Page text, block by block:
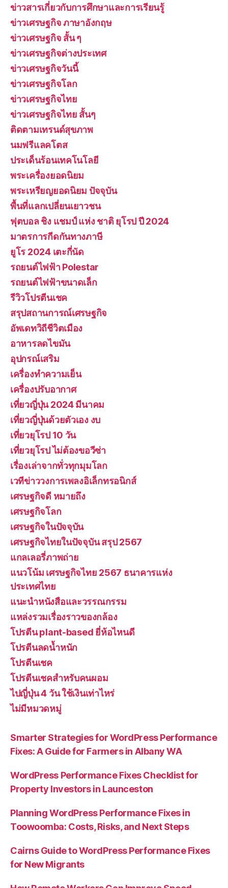
ข่าวสารเกี่ยวกับการศึกษาและการเรียนรู้
ข่าวเศรษฐกิจ ภาษาอังกฤษ
ข่าวเศรษฐกิจ สั้น ๆ
ข่าวเศรษฐกิจต่างประเทศ
ข่าวเศรษฐกิจวันนี้
ข่าวเศรษฐกิจโลก
ข่าวเศรษฐกิจไทย
ข่าวเศรษฐกิจไทย สั้นๆ
ติดตามเทรนด์สุขภาพ
นมฟรีแลคโตส
ประเด็นร้อนเทคโนโลยี
พระเครื่องยอดนิยม
พระเหรียญยอดนิยม ปัจจุบัน
พื้นที่แลกเปลี่ยนเยาวชน
ฟุตบอล ชิง แชมป์ แห่ง ชาติ ยุโรป ปี 2024
มาตรการกีดกันทางภาษี
ยูโร 2024 เตะกี่นัด
รถยนต์ไฟฟ้า Polestar
รถยนต์ไฟฟ้าขนาดเล็ก
รีวิวโปรตีนเชค
สรุปสถานการณ์เศรษฐกิจ
อัพเดทวิถีชีวิตเมือง
อาหารลดไขมัน
อุปกรณ์เสริม
เครื่องทำความเย็น
เครื่องปรับอากาศ
เที่ยวญี่ปุ่น 2024 มีนาคม
เที่ยวญี่ปุ่นด้วยตัวเอง งบ
เที่ยวยุโรป 10 วัน
เที่ยวยุโรป ไม่ต้องขอวีซ่า
เรื่องเล่าจากทั่วทุกมุมโลก
เวทีข่าววงการเพลงอิเล็กทรอนิกส์
เศรษฐกิจดี หมายถึง
เศรษฐกิจโลก
เศรษฐกิจในปัจจุบัน
เศรษฐกิจไทยในปัจจุบัน สรุป 2567
แกลเลอรี่ภาพถ่าย
แนวโน้ม เศรษฐกิจไทย 2567 ธนาคารแห่ง
ประเทศไทย
แนะนำหนังสือและวรรณกรรม
แหล่งรวมเรื่องราวของกล้อง
โปรตีน plant-based ยี่ห้อไหนดี
โปรตีนลดน้ำหนัก
โปรตีนเชค
โปรตีนเชคสำหรับคนผอม
ไปญี่ปุ่น 4 วัน ใช้เงินเท่าไหร่
ไม่มีหมวดหมู่
Smarter Strategies for WordPress Performance
Fixes: A Guide for Farmers in Albany WA
WordPress Performance Fixes Checklist for
Property Investors in Launceston
Planning WordPress Performance Fixes in
Toowoomba: Costs, Risks, and Next Steps
Cairns Guide to WordPress Performance Fixes
for New Migrants